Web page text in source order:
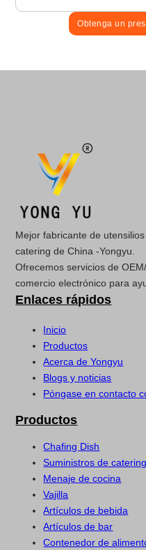
Obtenga un
Mejor fabricante de
catering de China -Yongyu.
Ofrecemos servicios de
comercio electrónico para
Enlaces rápidos
Inicio
Productos
Acerca de Yongyu
Blogs y noticias
Póngase en contacto
Productos
Chafing Dish
Suministros de catering
Menaje de cocina
Vajilla
Artículos de bebida
Artículos de bar
Contenedor de